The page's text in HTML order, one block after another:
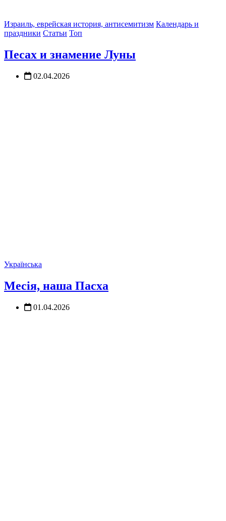
Израиль, еврейская история, антисемитизм Календарь и
праздники Статьи Топ
Песах и знамение Луны
02.04.2026
Українська
Месія, наша Пасха
01.04.2026